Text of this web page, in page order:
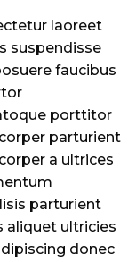
laoreet
suspendisse
faucibus
porttitor
parturient
a ultrices
parturient
aliquet ultricies
donec